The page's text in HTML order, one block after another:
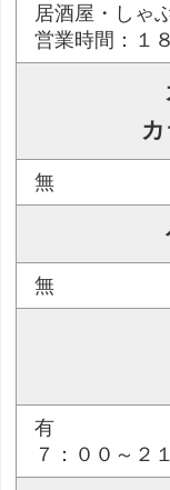
居酒屋・しゃ
営業時間：１
無
無
有
７：００～２